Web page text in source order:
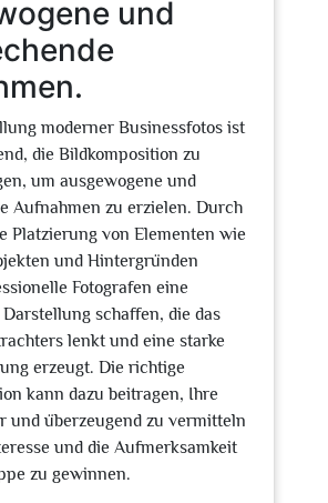
und
moderner Businessfotos ist
die Bildkomposition zu
um ausgewogene und
Aufnahmen zu erzielen. Durch
Platzierung von Elementen wie
und Hintergründen
Fotografen eine
schaffen, die das
lenkt und eine starke
erzeugt. Die richtige
kann dazu beitragen, Ihre
und überzeugend zu vermitteln
und die Aufmerksamkeit
zu gewinnen.